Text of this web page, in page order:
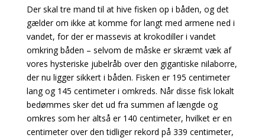
Der skal tre mand til at hive fisken op i båden, og det
gælder om ikke at komme for langt med armene ned i
vandet, for der er massevis at krokodiller i vandet
omkring båden – selvom de måske er skræmt væk af
vores hysteriske jubelråb over den gigantiske nilaborre,
der nu ligger sikkert i båden. Fisken er 195 centimeter
lang og 145 centimeter i omkreds. Når disse fisk lokalt
bedømmes sker det ud fra summen af længde og
omkres som her altså er 140 centimeter, hvilket er en
centimeter over den tidliger rekord på 339 centimeter,